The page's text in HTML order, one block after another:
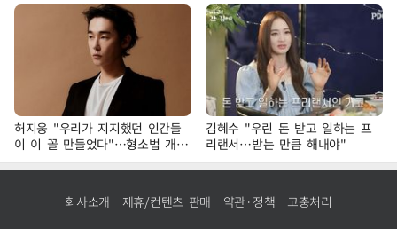
허지웅 "우리가 지지했던 인간들
이 이 꼴 만들었다"…형소법 개정
에 격한 반응
김혜수 "우린 돈 받고 일하는 프
리랜서…받는 만큼 해내야"
회사소개 제휴/컨텐츠 판매 약관·정책 고충처리